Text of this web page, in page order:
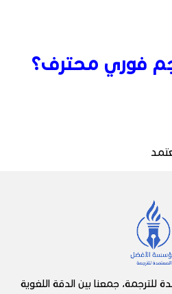
فوري محترف؟
جمعنا بين الدقة اللغوية